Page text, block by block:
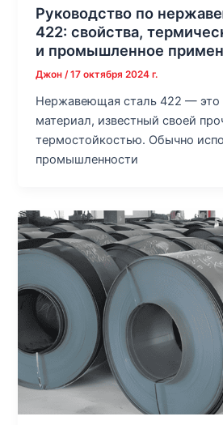
Руководство по
422: свойства,
и промышленное
Джон/17 октября 2024 г.
Нержавеющая сталь 422 — это
материал, известный своей
термостойкостью. Обычно
промышленности